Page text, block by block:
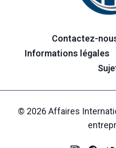
Contactez-
Informations légales
© 2026 Affaires